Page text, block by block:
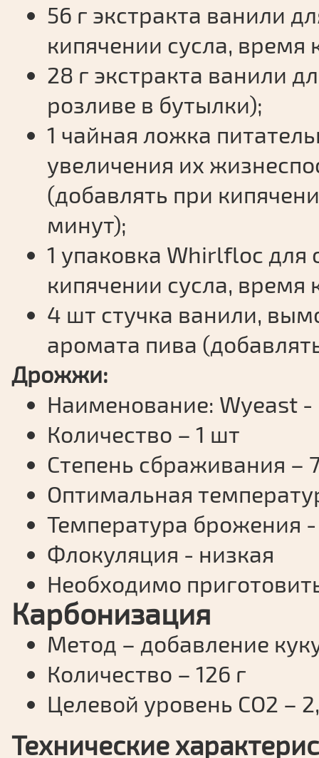
56 г экстракта ванили
кипячении сусла, время
28 г экстракта ванили
розливе в бутылки);
1 чайная ложка
увеличения их
(добавлять при
минут);
1 упаковка Whirlfloc для
кипячении сусла, время
4 шт стучка ванили,
аромата пива
Дрожжи:
Наименование: Wyeast -
Количество – 1 шт
Степень сбраживания –
Оптимальная
Температура брожения -
Флокуляция - низкая
Необходимо
Карбонизация
Метод – добавление
Количество – 126 г
Целевой уровень СО2 –
Технические